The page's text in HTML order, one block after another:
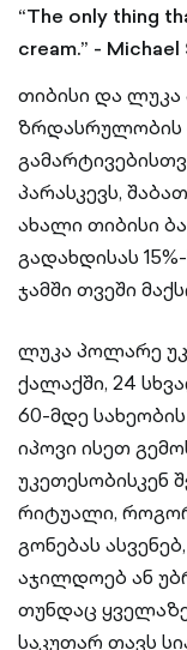
“The only thing
cream.” -
თიბისი და
ზრდასრულობის
პარასკევს,
ახალი თიბისი
გადახდისას
ჯამში თვეში
ლუკა პოლარე
ქალაქში, 24
60-მდე
იპოვი ისეთ
უკეთესობისკენ
რიტუალი,
გონებას
აჯილდოებ ან
თუნდაც
საკუთარ თავს